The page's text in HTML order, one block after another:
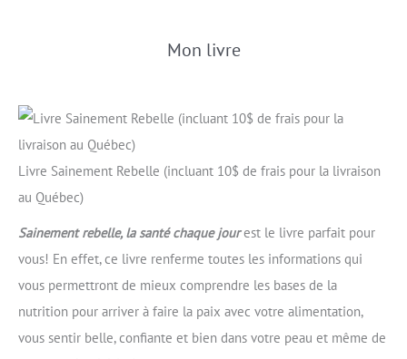
Mon livre
Livre Sainement Rebelle (incluant 10$ de frais pour la livraison
au Québec)
Sainement rebelle, la santé chaque jourest le livre parfait pour
vous! En effet, ce livre renferme toutes les informations qui
vous permettront de mieux comprendre les bases de la
nutrition pour arriver à faire la paix avec votre alimentation,
vous sentir belle, confiante et bien dans votre peau et même de